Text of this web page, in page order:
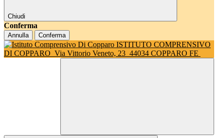
Chiudi
Conferma
Annulla Conferma
ISTITUTO COMPRENSIVO
DI COPPARO Via Vittorio Veneto, 23 44034 COPPARO FE